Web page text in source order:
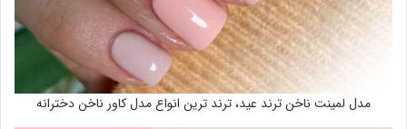
مدل لمینت ناخن ترند عید، ترند ترین انواع مدل کاور ناخن دخترانه